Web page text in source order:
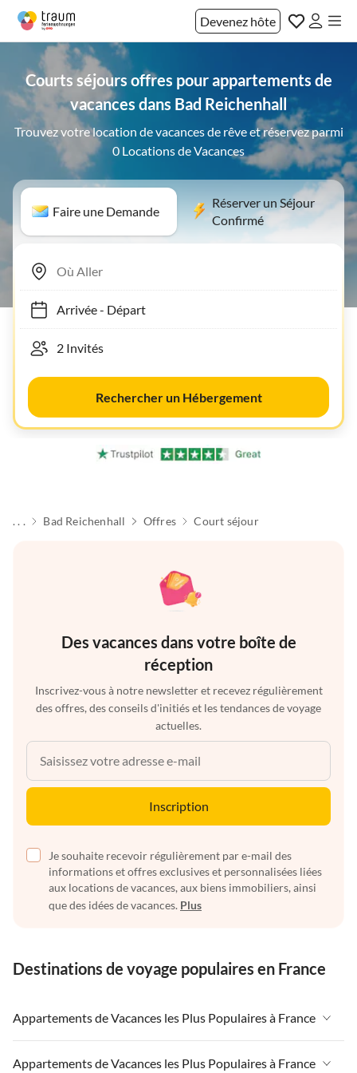
Devenez hôte
Courts séjours offres pour appartements de
vacances dans Bad Reichenhall
Trouvez votre location de vacances de rêve et réservez parmi
0 Locations de Vacances
Faire une Demande
Réserver un Séjour
Confirmé
Arrivée- Départ
Rechercher un Hébergement
. . . Bad Reichenhall Offres Court séjour
Des vacances dans votre boîte de
réception
Inscrivez-vous à notre newsletter et recevez régulièrement
des offres, des conseils d'initiés et les tendances de voyage
actuelles.
Inscription
Je souhaite recevoir régulièrement par e-mail des
informations et offres exclusives et personnalisées liées
aux locations de vacances, aux biens immobiliers, ainsi
que des idées de vacances. Plus
Destinations de voyage populaires en France
Appartements de Vacances les Plus Populaires à France
Appartements de Vacances à France
Appartements de Vacances les Plus Populaires à France